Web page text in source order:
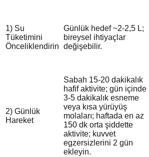
1) Su
Tüketimini
Önceliklendirin
Günlük hedef ~2-2,5 L;
bireysel ihtiyaçlar
değişebilir.
2) Günlük
Hareket
Sabah 15-20 dakikalık
hafif aktivite; gün içinde
3-5 dakikalık esneme
veya kısa yürüyüş
molaları; haftada en az
150 dk orta şiddette
aktivite; kuvvet
egzersizlerini 2 gün
ekleyin.